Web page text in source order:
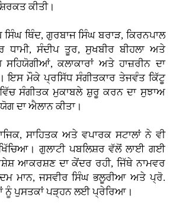
ਕੀਤੀ।
ਥਿੰਦ, ਗੁਰਬਾਜ ਸਿੰਘ ਬਰਾੜ, ਕਿਰਨਪਾਲ
ਧਾਮੀ, ਸੰਦੀਪ ਤੂਰ, ਸੁਖਬੀਰ ਬੀਹਲਾ ਅਤੇ
ਕਲਾਕਾਰਾਂ ਅਤੇ ਹਾਜ਼ਰੀਨ ਦਾ
ਇਸ ਮੌਕੇ ਪ੍ਰਸਿੱਧ ਸੰਗੀਤਕਾਰ ਤੇਜਵੰਤ ਕਿੱਟੂ
ਸੰਗੀਤਕ ਮੁਕਾਬਲੇ ਸ਼ੁਰੂ ਕਰਨ ਦਾ ਸੁਝਾਅ
ਦਾ ਐਲਾਨ ਕੀਤਾ।
ਸਾਹਿਤਕ ਅਤੇ ਵਪਾਰਕ ਸਟਾਲਾਂ ਨੇ ਵੀ
ਗੁਲਾਟੀ ਪਬਲਿਸ਼ਰ ਵੱਲੋਂ ਲਾਈ ਗਈ
ਆਕਰਸ਼ਣ ਦਾ ਕੇਂਦਰ ਰਹੀ, ਜਿੱਥੇ ਨਾਮਵਰ
ਮਾਨ, ਜਸਵੀਰ ਸਿੰਘ ਭਲੂਰੀਆ ਅਤੇ ਪ੍ਰੋ.
ਨੂੰ ਪੁਸਤਕਾਂ ਪੜ੍ਹਨ ਲਈ ਪ੍ਰੇਰਿਆ।